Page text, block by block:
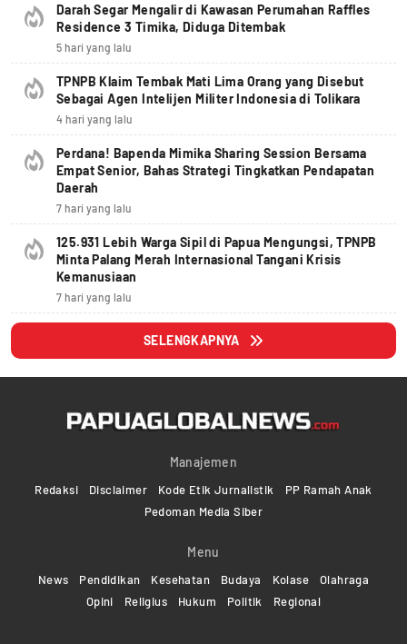
Darah Segar Mengalir di Kawasan Perumahan Raffles
Residence 3 Timika, Diduga Ditembak
5 hari yang lalu
TPNPB Klaim Tembak Mati Lima Orang yang Disebut
Sebagai Agen Intelijen Militer Indonesia di Tolikara
4 hari yang lalu
Perdana! Bapenda Mimika Sharing Session Bersama
Empat Senior, Bahas Strategi Tingkatkan Pendapatan
Daerah
7 hari yang lalu
125.931 Lebih Warga Sipil di Papua Mengungsi, TPNPB
Minta Palang Merah Internasional Tangani Krisis
Kemanusiaan
7 hari yang lalu
SELENGKAPNYA
Manajemen
Redaksi Disclaimer Kode Etik Jurnalistik
PP Ramah Anak
Pedoman Media Siber
Menu
News Pendidikan Kesehatan Budaya Kolase
Olahraga
Opini
Religius Hukum Politik Regional